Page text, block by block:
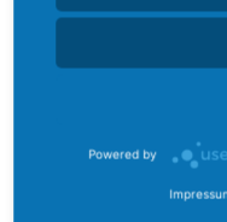
Das FordBoard wurde
Community
Bei uns finden Sie zu
Powered by